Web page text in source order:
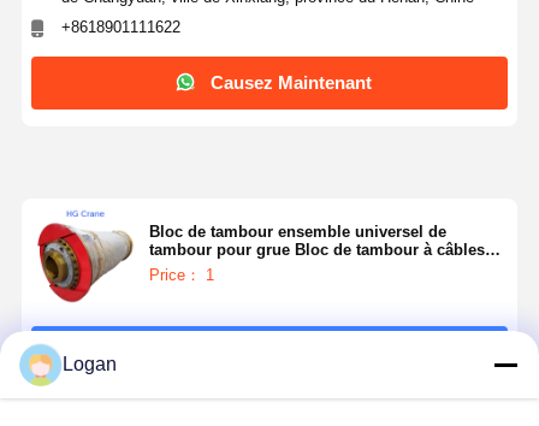
+8618901111622
Causez Maintenant
Bloc de tambour ensemble universel de
tambour pour grue Bloc de tambour à câbles
pour grue ou élévateur
Price： 1
Logan